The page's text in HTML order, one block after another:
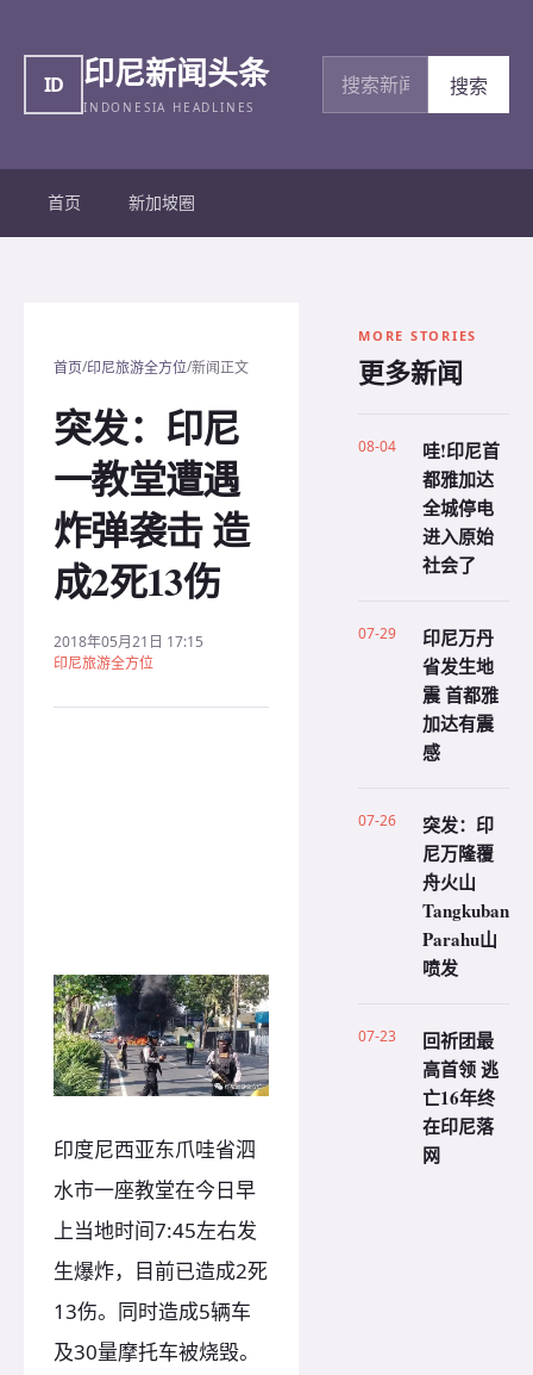
ID 印尼新闻头条
INDONESIA HEADLINES
搜索新闻
搜索
首页 新加坡圈
首页/印尼旅游全方位/新闻正文
突发：印尼
一教堂遭遇
炸弹袭击 造
成2死13伤
2018年05月21日 17:15
印尼旅游全方位
印度尼西亚东爪哇省泗
水市一座教堂在今日早
上当地时间7:45左右发
生爆炸，目前已造成2死
13伤。同时造成5辆车
及30量摩托车被烧毁。
MORE STORIES
更多新闻
08-04
哇!印尼首
都雅加达
全城停电
进入原始
社会了
07-29
印尼万丹
省发生地
震 首都雅
加达有震
感
07-26
突发：印
尼万隆覆
舟火山
Tangkuban
Parahu山
喷发
07-23
回祈团最
高首领 逃
亡16年终
在印尼落
网